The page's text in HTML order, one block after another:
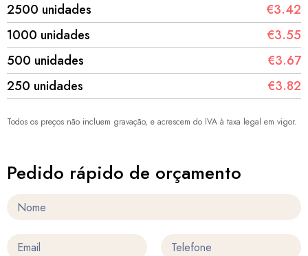
2500 unidades
€3.42
1000 unidades
€3.55
500 unidades
€3.67
250 unidades
€3.82
Todos os preços não incluem gravação, e acrescem do IVA à taxa legal em vigor.
Pedido rápido de orçamento